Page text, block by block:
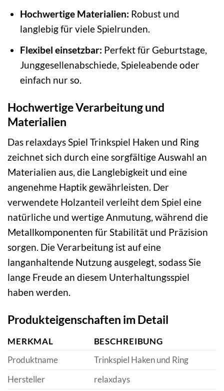
Hochwertige Materialien: Robust und
langlebig für viele Spielrunden.
Flexibel einsetzbar: Perfekt für Geburtstage,
Junggesellenabschiede, Spieleabende oder
einfach nur so.
Hochwertige Verarbeitung und
Materialien
Das relaxdays Spiel Trinkspiel Haken und Ring
zeichnet sich durch eine sorgfältige Auswahl an
Materialien aus, die Langlebigkeit und eine
angenehme Haptik gewährleisten. Der
verwendete Holzanteil verleiht dem Spiel eine
natürliche und wertige Anmutung, während die
Metallkomponenten für Stabilität und Präzision
sorgen. Die Verarbeitung ist auf eine
langanhaltende Nutzung ausgelegt, sodass Sie
lange Freude an diesem Unterhaltungsspiel
haben werden.
Produkteigenschaften im Detail
MERKMAL
BESCHREIBUNG
Produktname
Trinkspiel Haken und Ring
Hersteller
relaxdays